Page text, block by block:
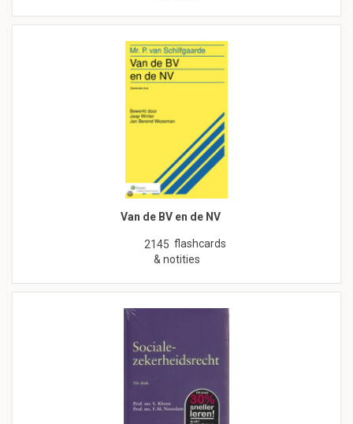
Van de BV en de NV
2145 flashcards
& notities